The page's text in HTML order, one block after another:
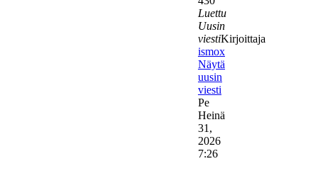
Luettu
Uusin
viestiKirjoittaja
ismox
Näytä
uusin
viesti
Pe
Heinä
31,
2026
7:26